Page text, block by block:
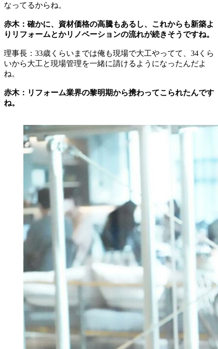
なってるからね。
赤木：確かに、資材価格の高騰もあるし、これからも新築よ
りリフォームとかリノベーションの流れが続きそうですね。
理事長：33歳くらいまでは俺も現場で大工やってて、34くら
いから大工と現場管理を一緒に請けるようになったんだよ
ね。
赤木：リフォーム業界の黎明期から携わってこられたんです
ね。